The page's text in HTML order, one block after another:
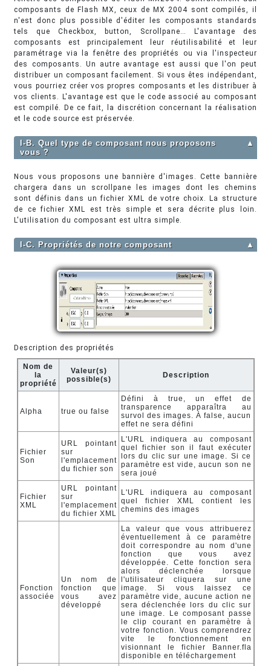
composants de Flash MX, ceux de MX 2004 sont compilés, il
n'est donc plus possible d'éditer les composants standards
tels que Checkbox, button, Scrollpane… L'avantage des
composants est principalement leur réutilisabilité et leur
paramétrage via la fenêtre des propriétés ou via l'inspecteur
des composants. Un autre avantage est aussi que l'on peut
distribuer un composant facilement. Si vous êtes indépendant,
vous pourriez créer vos propres composants et les distribuer à
vos clients. L'avantage est que le code associé au composant
est compilé. De ce fait, la discrétion concernant la réalisation
et le code source est préservée.
I-B. Quel type de composant nous proposons
vous ?
▲
Nous vous proposons une bannière d'images. Cette bannière
chargera dans un scrollpane les images dont les chemins
sont définis dans un fichier XML de votre choix. La structure
de ce fichier XML est très simple et sera décrite plus loin.
L'utilisation du composant est ultra simple.
I-C. Propriétés de notre composant ▲
Description des propriétés
Nom de
la
propriété
Valeur(s)
possible(s)
Description
Alpha true ou false
Défini à true, un effet de
transparence apparaîtra au
survol des images. À false, aucun
effet ne sera défini
Fichier
Son
URL pointant
sur
l'emplacement
du fichier son
L'URL indiquera au composant
quel fichier son il faut exécuter
lors du clic sur une image. Si ce
paramètre est vide, aucun son ne
sera joué
Fichier
XML
URL pointant
sur
l'emplacement
du fichier XML
L'URL indiquera au composant
quel fichier XML contient les
chemins des images
Fonction
associée
Un nom de
fonction que
vous avez
développé
La valeur que vous attribuerez
éventuellement à ce paramètre
doit correspondre au nom d'une
fonction que vous avez
développée. Cette fonction sera
alors déclenchée lorsque
l'utilisateur cliquera sur une
image. Si vous laissez ce
paramètre vide, aucune action ne
sera déclenchée lors du clic sur
une image. Le composant passe
le clip courant en paramètre à
votre fonction. Vous comprendrez
vite le fonctionnement en
visionnant le fichier Banner.fla
disponible en téléchargement